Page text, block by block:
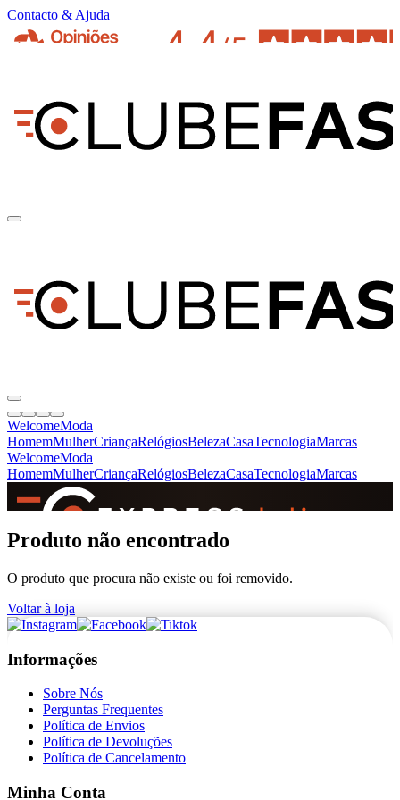
Contacto & Ajuda
WelcomeModa
HomemMulherCriançaRelógiosBelezaCasaTecnologiaMarcas
WelcomeModa
HomemMulherCriançaRelógiosBelezaCasaTecnologiaMarcas
+de 36.000 reviews
Produto não encontrado
O produto que procura não existe ou foi removido.
Voltar à loja
Informações
Sobre Nós
Perguntas Frequentes
Política de Envios
Política de Devoluções
Política de Cancelamento
Minha Conta